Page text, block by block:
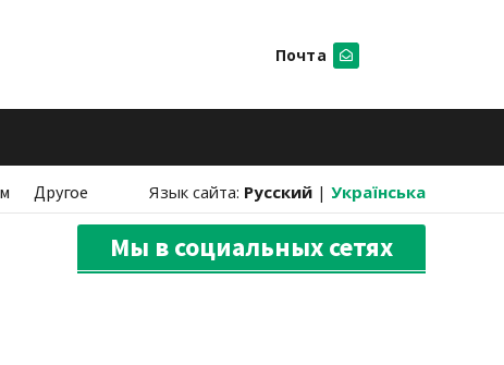
Почта
Другое Язык сайта: Русский | Українська
Мы в социальных сетях